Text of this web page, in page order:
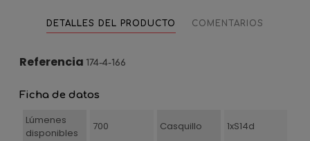
DETALLES DEL PRODUCTO COMENTARIOS
Referencia 174-4-166
Ficha de datos
Lúmenes
disponibles
700 Casquillo 1xS14d